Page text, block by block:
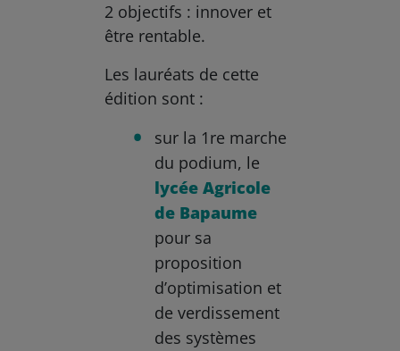
2 objectifs : innover et
être rentable.
Les lauréats de cette
édition sont :
sur la 1re marche
du podium, le
lycée Agricole
de Bapaume
pour sa
proposition
d’optimisation et
de verdissement
des systèmes